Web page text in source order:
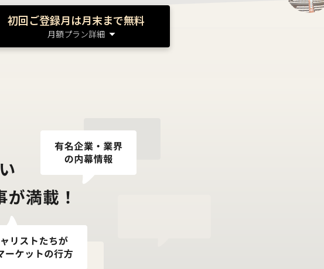
初回ご登録月は月末まで無料
月額プラン詳細